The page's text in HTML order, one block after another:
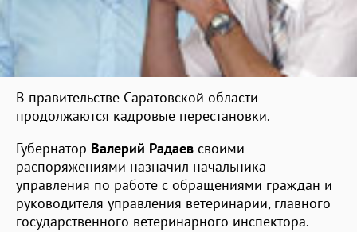
В правительстве Саратовской области
продолжаются кадровые перестановки.
Губернатор Валерий Радаев своими
распоряжениями назначил начальника
управления по работе с обращениями граждан и
руководителя управления ветеринарии, главного
государственного ветеринарного инспектора.